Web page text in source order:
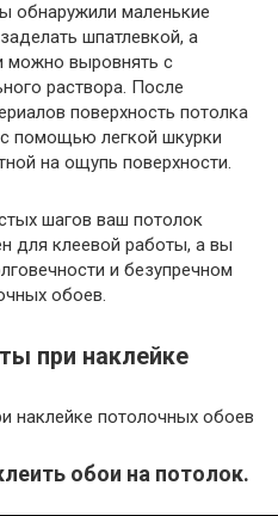
обнаружили маленькие
шпатлевкой, а
можно выровнять с
раствора. После
поверхность потолка
помощью легкой шкурки
на ощупь поверхности.
шагов ваш потолок
для клеевой работы, а вы
и безупречном
обоев.
при наклейке
обои на потолок.